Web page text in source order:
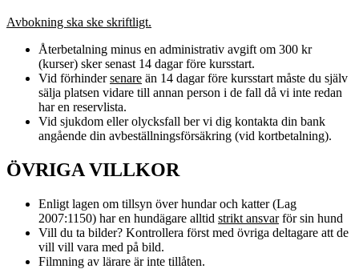
Avbokning ska ske skriftligt.
Återbetalning minus en administrativ avgift om 300 kr
(kurser) sker senast 14 dagar före kursstart.
Vid förhindersenare än 14 dagar före kursstart måste du själv
sälja platsen vidare till annan person i de fall då vi inte redan
har en reservlista.
Vid sjukdom eller olycksfall ber vi dig kontakta din bank
angående din avbeställningsförsäkring (vid kortbetalning).
ÖVRIGA VILLKOR
Enligt lagen om tillsyn över hundar och katter (Lag
2007:1150) har en hundägare alltid strikt ansvarför sin hund
Vill du ta bilder? Kontrollera först med övriga deltagare att de
vill vill vara med på bild.
Filmning av lärare är inte tillåten.